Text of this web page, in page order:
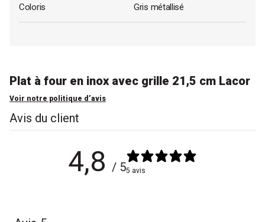
Coloris Gris métallisé
Plat à four en inox avec grille 21,5 cm Lacor
Voir notre politique d’avis
Avis du client
4,8 / 55 avis